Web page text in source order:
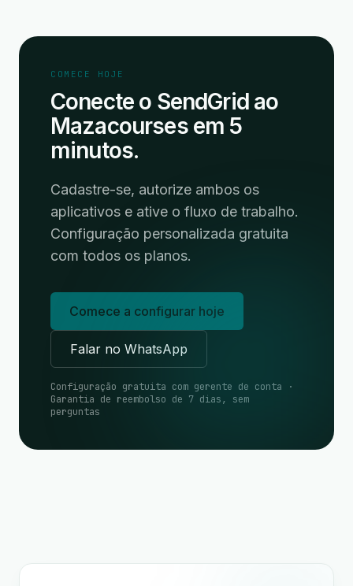
COMECE HOJE
Conecte o SendGrid ao
Mazacourses em 5
minutos.
Cadastre-se, autorize ambos os
aplicativos e ative o fluxo de trabalho.
Configuração personalizada gratuita
com todos os planos.
Comece a configurar hoje
Falar no WhatsApp
Configuração gratuita com gerente de conta ·
Garantia de reembolso de 7 dias, sem
perguntas